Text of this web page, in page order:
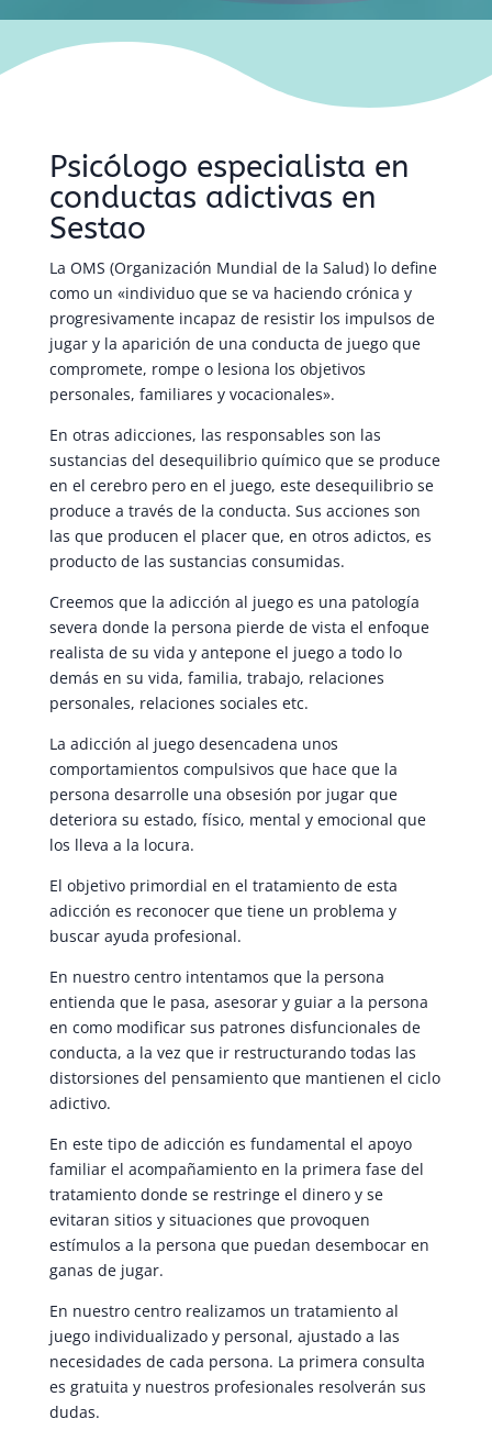
Psicólogo especialista en
conductas adictivas en
Sestao
La OMS (Organización Mundial de la Salud) lo define
como un «individuo que se va haciendo crónica y
progresivamente incapaz de resistir los impulsos de
jugar y la aparición de una conducta de juego que
compromete, rompe o lesiona los objetivos
personales, familiares y vocacionales».
En otras adicciones, las responsables son las
sustancias del desequilibrio químico que se produce
en el cerebro pero en el juego, este desequilibrio se
produce a través de la conducta. Sus acciones son
las que producen el placer que, en otros adictos, es
producto de las sustancias consumidas.
Creemos que la adicción al juego es una patología
severa donde la persona pierde de vista el enfoque
realista de su vida y antepone el juego a todo lo
demás en su vida, familia, trabajo, relaciones
personales, relaciones sociales etc.
La adicción al juego desencadena unos
comportamientos compulsivos que hace que la
persona desarrolle una obsesión por jugar que
deteriora su estado, físico, mental y emocional que
los lleva a la locura.
El objetivo primordial en el tratamiento de esta
adicción es reconocer que tiene un problema y
buscar ayuda profesional.
En nuestro centro intentamos que la persona
entienda que le pasa, asesorar y guiar a la persona
en como modificar sus patrones disfuncionales de
conducta, a la vez que ir restructurando todas las
distorsiones del pensamiento que mantienen el ciclo
adictivo.
En este tipo de adicción es fundamental el apoyo
familiar el acompañamiento en la primera fase del
tratamiento donde se restringe el dinero y se
evitaran sitios y situaciones que provoquen
estímulos a la persona que puedan desembocar en
ganas de jugar.
En nuestro centro realizamos un tratamiento al
juego individualizado y personal, ajustado a las
necesidades de cada persona. La primera consulta
es gratuita y nuestros profesionales resolverán sus
dudas.